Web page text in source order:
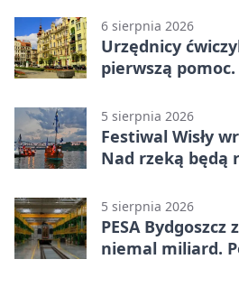
6 sierpnia 2026
Urzędnicy
pierwszą
5 sierpnia 2026
Festiwal Wisły
Nad rzeką będą
5 sierpnia 2026
PESA
niemal miliard.